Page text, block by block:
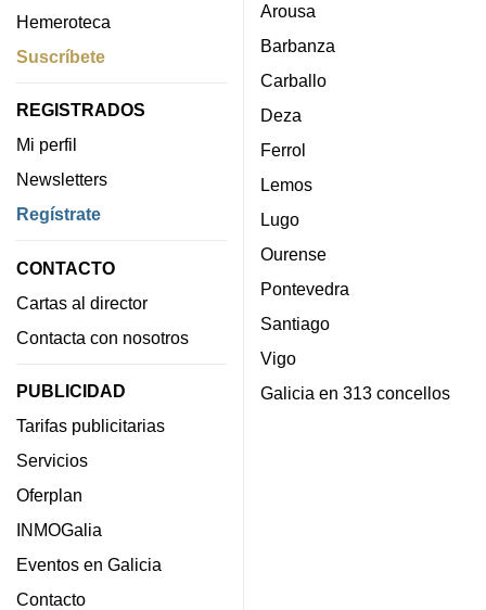
Hemeroteca
Suscríbete
REGISTRADOS
Mi perfil
Newsletters
Regístrate
CONTACTO
Cartas al director
Contacta con nosotros
PUBLICIDAD
Tarifas publicitarias
Servicios
Oferplan
INMOGalia
Eventos en Galicia
Contacto
Arousa
Barbanza
Carballo
Deza
Ferrol
Lemos
Lugo
Ourense
Pontevedra
Santiago
Vigo
Galicia en 313 concellos